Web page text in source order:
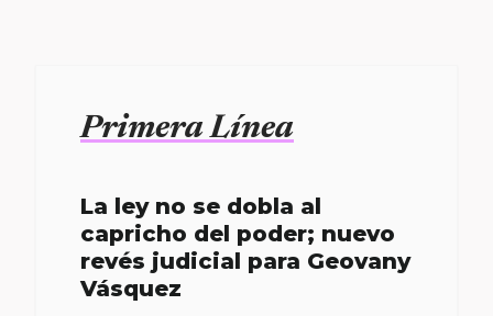
Primera Línea
La ley no se dobla al
capricho del poder; nuevo
revés judicial para Geovany
Vásquez